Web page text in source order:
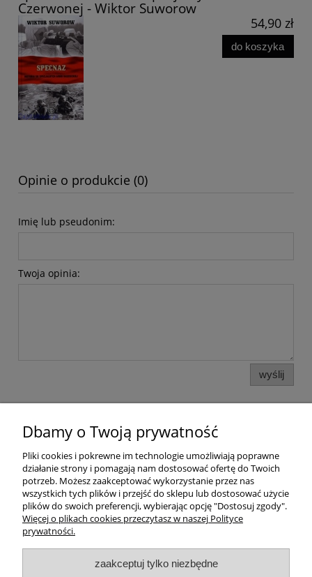
Czerwonej - Wiktor Suworow
54,90 zł
do koszyka
Opinie o produkcie (0)
Imię lub pseudonim:
Twoja opinia:
wyślij
Pomoc
Dostawa
Moje konto
Dbamy o Twoją prywatność
Pliki cookies i pokrewne im technologie umożliwiają poprawne
działanie strony i pomagają nam dostosować ofertę do Twoich
potrzeb. Możesz zaakceptować wykorzystanie przez nas
wszystkich tych plików i przejść do sklepu lub dostosować użycie
plików do swoich preferencji, wybierając opcję "Dostosuj zgody".
Więcej o plikach cookies przeczytasz w naszej Polityce
prywatności.
zaakceptuj tylko niezbędne